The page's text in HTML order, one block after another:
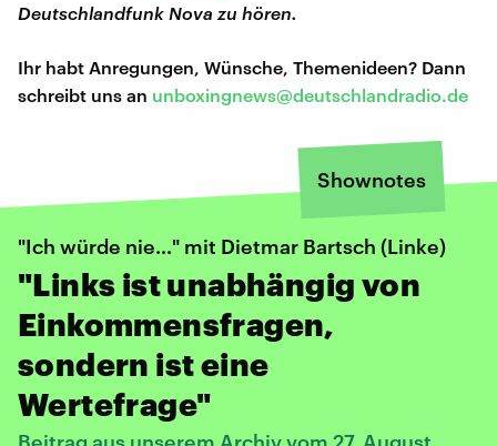
Deutschlandfunk Nova zu hören.
Ihr habt Anregungen, Wünsche, Themenideen? Dann
schreibt uns an unboxingnews@deutschlandradio.de
Shownotes
"Ich würde nie…" mit Dietmar Bartsch (Linke)
"Links ist unabhängig von
Einkommensfragen,
sondern ist eine
Wertefrage"